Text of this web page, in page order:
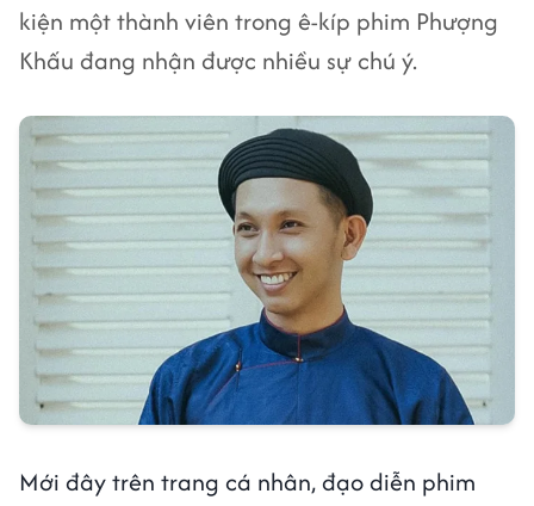
kiện một thành viên trong ê-kíp phim Phượng
Khấu đang nhận được nhiều sự chú ý.
Mới đây trên trang cá nhân, đạo diễn phim